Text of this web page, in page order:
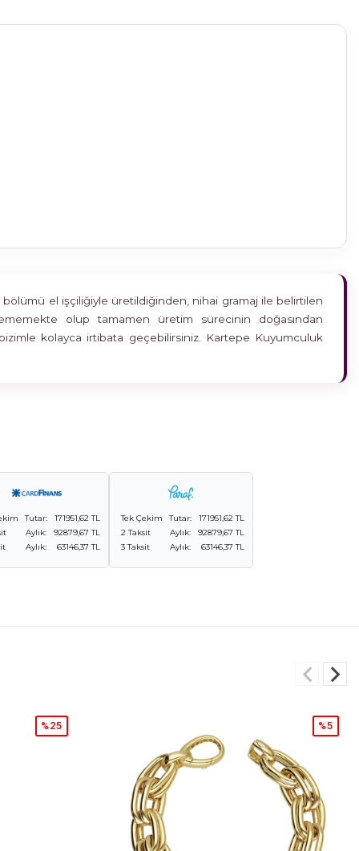
el işçiliğiyle üretildiğinden, nihai gramaj ile belirtilen
olup tamamen üretim sürecinin doğasından
bizimle kolayca irtibata geçebilirsiniz. Kartepe Kuyumculuk
Tutar:
171951,62 TL
Aylık:
92879,67 TL
Aylık: 63146,37 TL
Tek Çekim Tutar:
171951,62 TL
2 Taksit
Aylık:
92879,67 TL
3 Taksit
Aylık: 63146,37 TL
%5 %5